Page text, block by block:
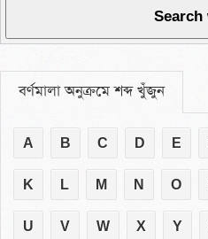
বর্ণমালা অনুক্রমে শব্দ খুঁজুন
A B C D E
K L M N O
U V W X Y